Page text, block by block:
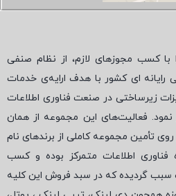
با کسب مجوزهای لازم، از نظام صنفی
رایانه ای کشور با هدف ارایه‌ی خدمات
زیرساختی در صنعت فناوری اطلاعات
نمود. فعالیت‌های این مجموعه از همان
تأمین مجموعه کاملی از برندهای نام
فناوری اطلاعات متمرکز بوده و کسب
سبب گردیده که در سبد فروش این کلیه